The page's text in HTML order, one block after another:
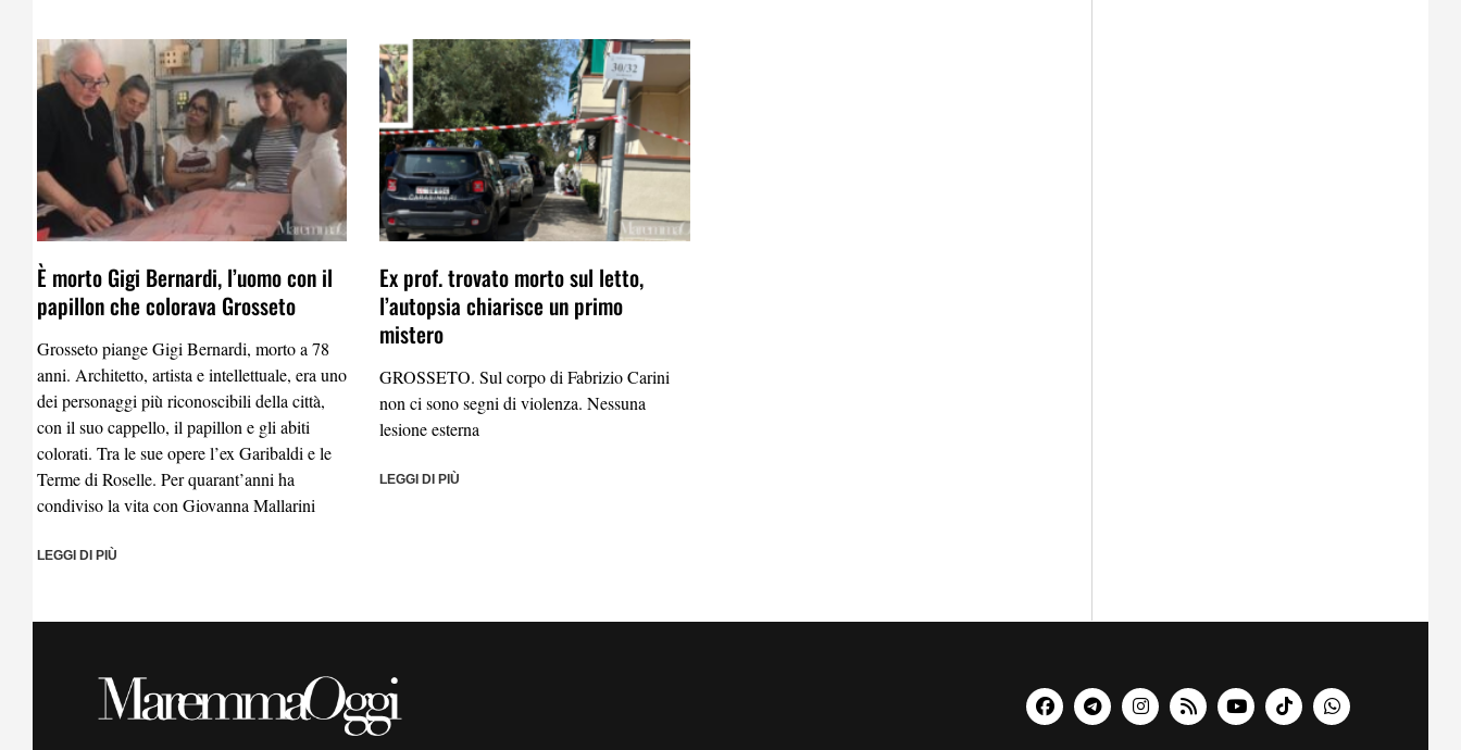
È morto Gigi Bernardi, l’uomo con il
papillon che colorava Grosseto
Grosseto piange Gigi Bernardi, morto a 78
anni. Architetto, artista e intellettuale, era uno
dei personaggi più riconoscibili della città,
con il suo cappello, il papillon e gli abiti
colorati. Tra le sue opere l’ex Garibaldi e le
Terme di Roselle. Per quarant’anni ha
condiviso la vita con Giovanna Mallarini
LEGGI DI PIÙ
Ex prof. trovato morto sul letto,
l’autopsia chiarisce un primo
mistero
GROSSETO. Sul corpo di Fabrizio Carini
non ci sono segni di violenza. Nessuna
lesione esterna
LEGGI DI PIÙ